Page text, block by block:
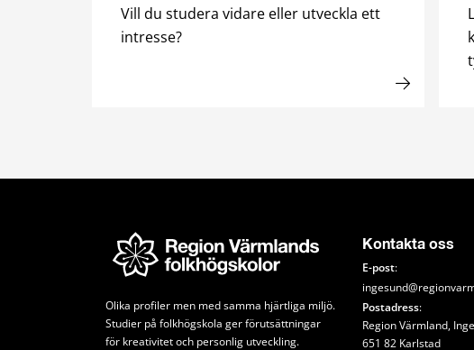
Vill du studera vidare eller utveckla ett
intresse?
Olika profiler men med samma hjärtliga miljö.
Studier på folkhögskola ger förutsättningar
för kreativitet och personlig utveckling.
Kontakta oss
E-post:
Postadress:
Region Värmland,
651 82 Karlstad